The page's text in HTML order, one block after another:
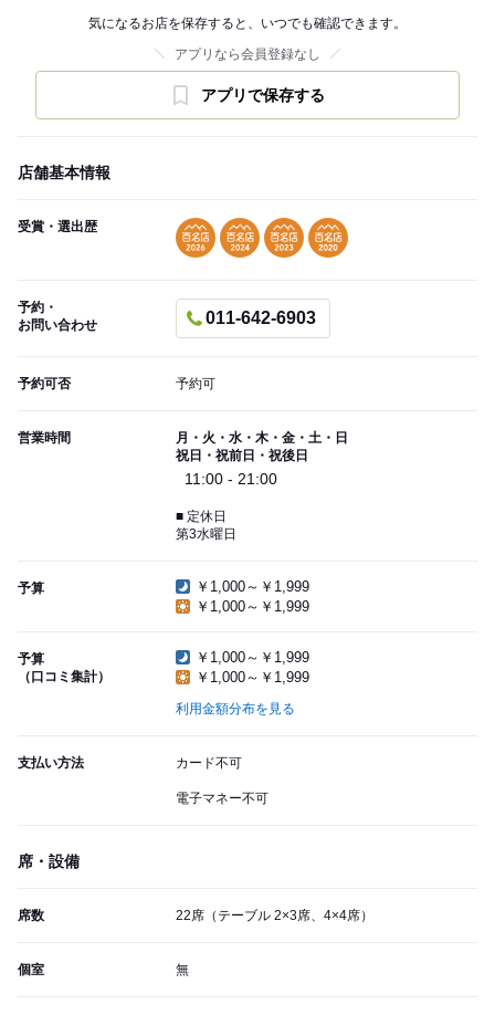
気になるお店を保存すると、いつでも確認できます。
アプリなら会員登録なし
アプリで保存する
店舗基本情報
受賞・選出歴
予約・
お問い合わせ
011-642-6903
予約可否 予約可
営業時間
月・火・水・木・金・土・日
祝日・祝前日・祝後日
11:00 - 21:00
■ 定休日
第3水曜日
予算
￥1,000～￥1,999
￥1,000～￥1,999
予算
（口コミ集計）
￥1,000～￥1,999
￥1,000～￥1,999
利用金額分布を見る
支払い方法 カード不可
電子マネー不可
席・設備
席数 22席（テーブル 2×3席、4×4席）
個室 無